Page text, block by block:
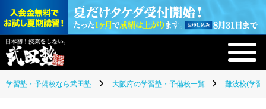
学習塾・予備校なら武田塾 大阪府の学習塾・予備校一覧 難波校(学習